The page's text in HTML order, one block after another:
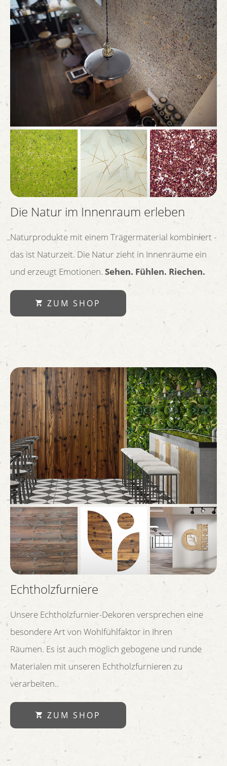
Die Natur im Innenraum erleben
Naturprodukte mit einem Trägermaterial kombiniert -
das ist Naturzeit. Die Natur zieht in Innenräume ein
und erzeugt Emotionen. Sehen. Fühlen. Riechen.
ZUM SHOP
Echtholzfurniere
Unsere Echtholzfurnier-Dekoren versprechen eine
besondere Art von Wohlfühlfaktor in Ihren
Räumen. Es ist auch möglich gebogene und runde
Materialen mit unseren Echtholzfurnieren zu
verarbeiten..
ZUM SHOP